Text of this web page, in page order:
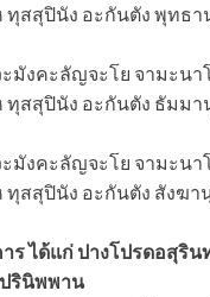
สสุปินัง อะกันตัง พุทธา
มังคะลัญจะโย จามะนา
สสุปินัง อะกันตัง ธัมมา
มังคะลัญจะโย จามะนา
สสุปินัง อะกันตัง สังฆา
ร ได้แก่ ปางโปรดอสุริน
รินิพพาน